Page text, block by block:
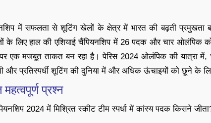
में सफलता से शूटिंग खेलों के क्षेत्र में भारत की बढ़ती प्रमुखता
के लिए हाल की एशियाई चैंपियनशिप में 26 पदक और चार ओलंपिक
एक मजबूत ताकत बन रहा है। पेरिस 2024 ओलंपिक की यात्रा में,
और प्रतिस्पर्धी शूटिंग की दुनिया में और अधिक ऊंचाइयों को छूने के
महत्वपूर्ण प्रश्न
2024 में मिश्रित स्कीट टीम स्पर्धा में कांस्य पदक किसने